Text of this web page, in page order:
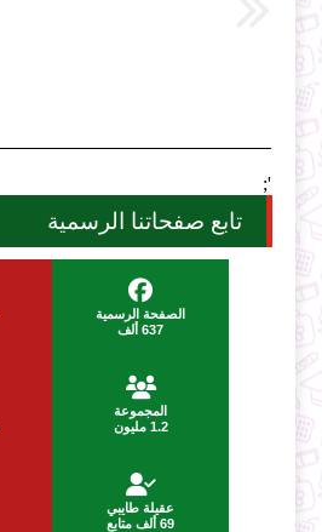
';
تابع صفحاتنا الرسمية
الصفحة الرسمية
637 ألف
المجموعة
1.2 مليون
عقيلة طايبي
69 ألف متابع